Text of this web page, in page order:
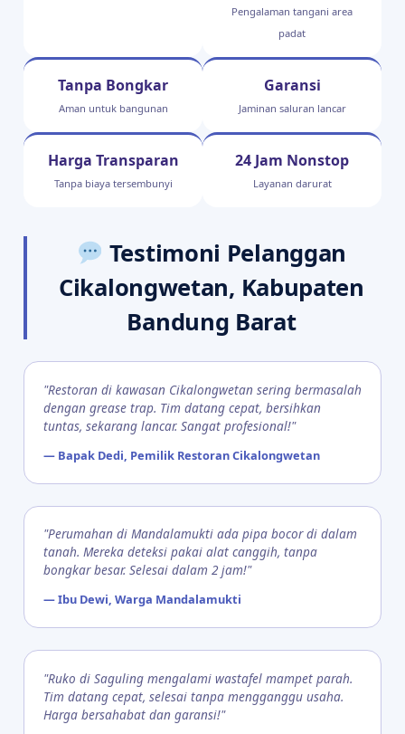
Pengalaman tangani area
padat
Tanpa Bongkar
Aman untuk bangunan
Garansi
Jaminan saluran lancar
Harga Transparan
Tanpa biaya tersembunyi
24 Jam Nonstop
Layanan darurat
Testimoni Pelanggan
Cikalongwetan, Kabupaten
Bandung Barat
"Restoran di kawasan Cikalongwetan sering bermasalah
dengan grease trap. Tim datang cepat, bersihkan
tuntas, sekarang lancar. Sangat profesional!"
— Bapak Dedi, Pemilik Restoran Cikalongwetan
"Perumahan di Mandalamukti ada pipa bocor di dalam
tanah. Mereka deteksi pakai alat canggih, tanpa
bongkar besar. Selesai dalam 2 jam!"
— Ibu Dewi, Warga Mandalamukti
"Ruko di Saguling mengalami wastafel mampet parah.
Tim datang cepat, selesai tanpa mengganggu usaha.
Harga bersahabat dan garansi!"